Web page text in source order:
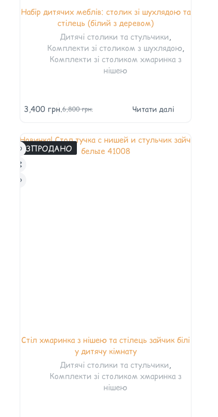
Набір дитячих меблів: столик зі шухлядою та
стілець (білий з деревом)
Дитячі столики та стульчики,
Комплекти зі столиком з шухлядою,
Комплекти зі столиком хмаринка з
нішею
6,800грн.
3,400 грн. Читати далі
РОЗПРОДАНО
Стіл хмаринка з нішею та стілець зайчик білі
у дитячу кімнату
Дитячі столики та стульчики,
Комплекти зі столиком хмаринка з
нішею